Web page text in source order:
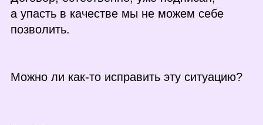
а упасть в качестве мы не можем себе
позволить.
Можно ли как‑то исправить эту ситуацию?